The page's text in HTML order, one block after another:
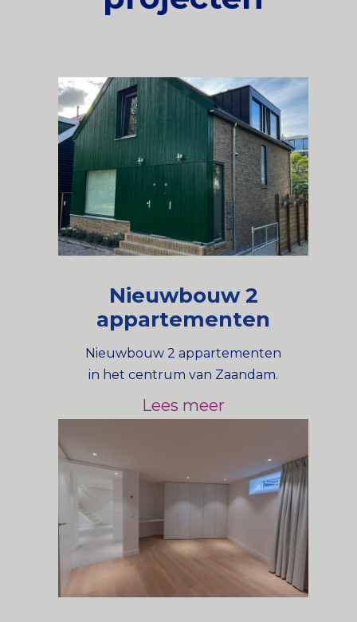
Nieuwbouw 2
appartementen
Nieuwbouw 2 appartementen
in het centrum van Zaandam.
Lees meer